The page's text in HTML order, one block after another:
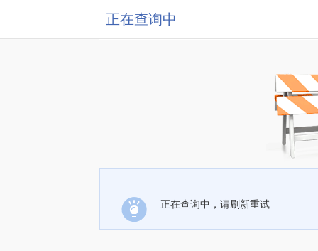
正在查询中
正在查询中，请刷新重试